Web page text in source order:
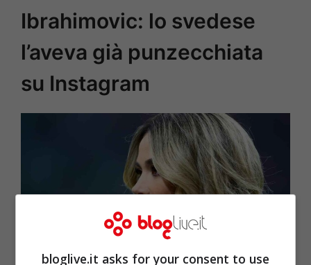
Ibrahimovic: lo svedese
l’aveva già punzecchiata
su Instagram
bloglive.it asks for your consent to use